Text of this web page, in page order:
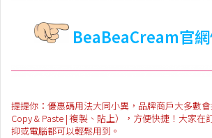
BeaBeaCream官
提提你：優惠碼用法大同小異，品牌商戶大多數
Copy & Paste | 複製、貼上），方便快捷！大家在
抑或電腦都可以輕鬆用到。